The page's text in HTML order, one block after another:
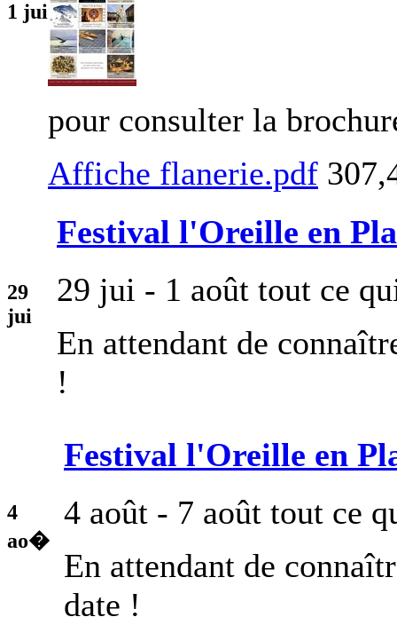
1 jui
pour consulter la
Affiche flanerie.pdf
29
jui
Festival l'Oreille en
29 jui - 1 août tout ce
En attendant de
!
4
ao�
Festival l'Oreille en
4 août - 7 août tout ce
En attendant de
date !